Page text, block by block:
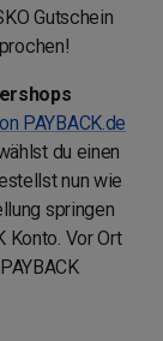
Gutschein
PAYBACK.de
du einen
nun wie
springen
Konto. Vor Ort